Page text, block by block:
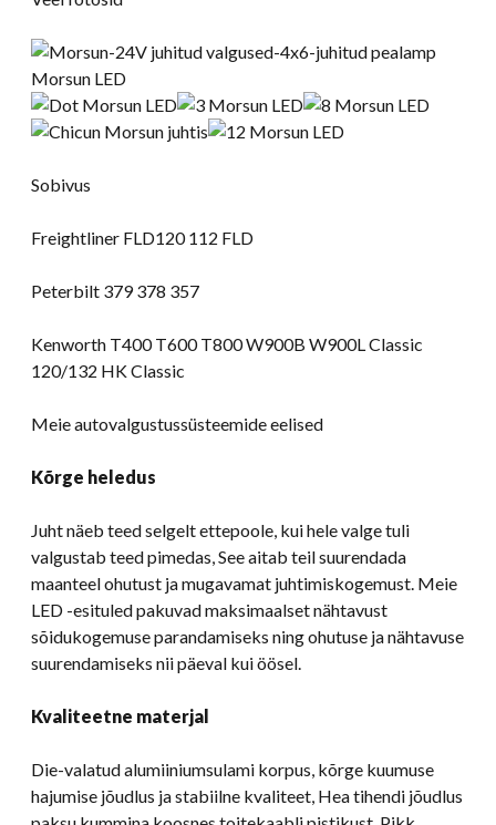
Sobivus
Freightliner FLD120 112 FLD
Peterbilt 379 378 357
Kenworth T400 T600 T800 W900B W900L Classic
120/132 HK Classic
Meie autovalgustussüsteemide eelised
Kõrge heledus
Juht näeb teed selgelt ettepoole, kui hele valge tuli
valgustab teed pimedas, See aitab teil suurendada
maanteel ohutust ja mugavamat juhtimiskogemust. Meie
LED -esituled pakuvad maksimaalset nähtavust
sõidukogemuse parandamiseks ning ohutuse ja nähtavuse
suurendamiseks nii päeval kui öösel.
Kvaliteetne materjal
Die-valatud alumiiniumsulami korpus, kõrge kuumuse
hajumise jõudlus ja stabiilne kvaliteet, Hea tihendi jõudlus